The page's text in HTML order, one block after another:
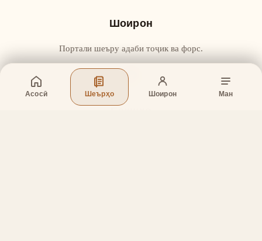
Асосӣ Шеърҳо Шоирон Ман
Шоирон
Портали шеъру адаби тоҷик ва форс.